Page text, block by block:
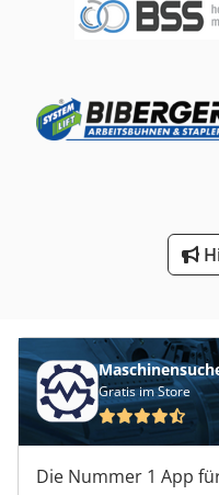
Gratis im Store
Die Nummer 1 App